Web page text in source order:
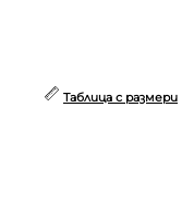
Таблица с размери